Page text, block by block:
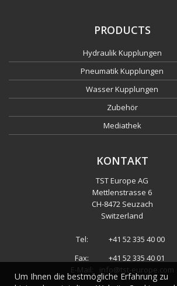
PRODUCTS
Hydraulik Kupplungen
Pneumatik Kupplungen
Wasser Kupplungen
Zubehör
Mediathek
KONTAKT
TST Europe AG
Mettlenstrasse 6
CH-8472 Seuzach
Switzerland
Tel:
+41 52 335 40 00
Fax:
+41 52 335 40 01
E-Mail:
info@tst-europe.com
Um Ihnen die bestmögliche Erfahrung zu